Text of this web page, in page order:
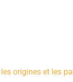
les origines et les